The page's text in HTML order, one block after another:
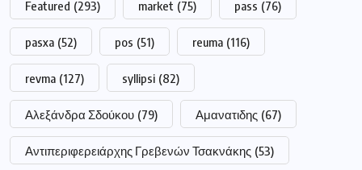
Featured (293) market (75) pass (76)
pasxa (52) pos (51) reuma (116)
revma (127) syllipsi (82)
Αλεξάνδρα Σδούκου (79) Αμανατιδης (67)
Αντιπεριφερειάρχης Γρεβενών Τσακνάκης (53)